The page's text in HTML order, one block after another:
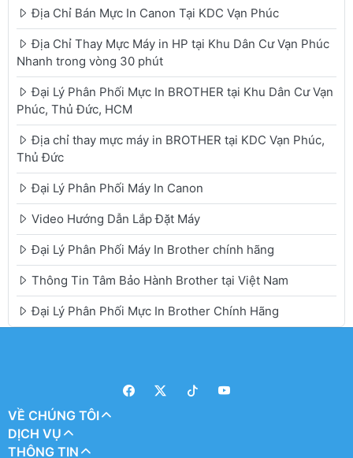
Địa Chỉ Bán Mực In Canon Tại KDC Vạn Phúc
Địa Chỉ Thay Mực Máy in HP tại Khu Dân Cư Vạn Phúc
Nhanh trong vòng 30 phút
Đại Lý Phân Phối Mực In BROTHER tại Khu Dân Cư Vạn
Phúc, Thủ Đức, HCM
Địa chỉ thay mực máy in BROTHER tại KDC Vạn Phúc,
Thủ Đức
Đại Lý Phân Phối Máy In Canon
Video Hướng Dẫn Lắp Đặt Máy
Đại Lý Phân Phối Máy In Brother chính hãng
Thông Tin Tâm Bảo Hành Brother tại Việt Nam
Đại Lý Phân Phối Mực In Brother Chính Hãng
VỀ CHÚNG TÔI
DỊCH VỤ
THÔNG TIN